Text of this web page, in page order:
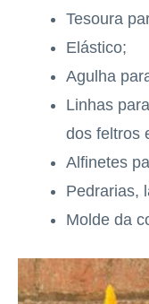
Tesoura
Elástico;
Agulha
Linhas
dos feltros
Alfinetes
Pedrarias,
Molde da